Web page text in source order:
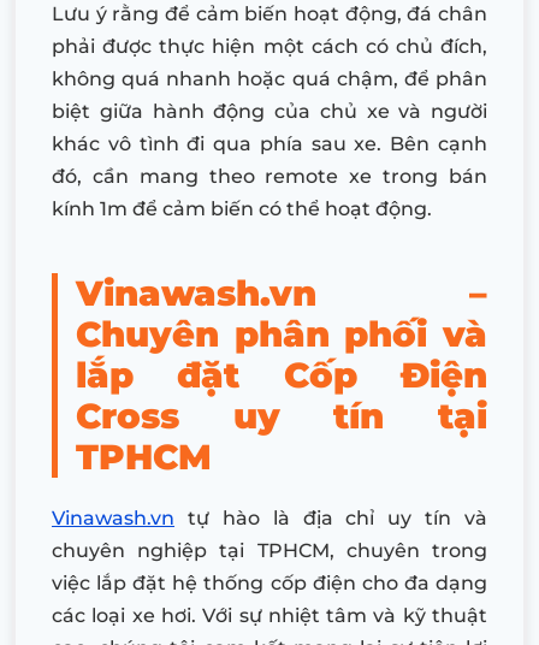
Lưu ý rằng để cảm biến hoạt động, đá chân
phải được thực hiện một cách có chủ đích,
không quá nhanh hoặc quá chậm, để phân
biệt giữa hành động của chủ xe và người
khác vô tình đi qua phía sau xe. Bên cạnh
đó, cần mang theo remote xe trong bán
kính 1m để cảm biến có thể hoạt động.
Vinawash.vn –
Chuyên phân phối và
lắp đặt Cốp Điện
Cross uy tín tại
TPHCM
Vinawash.vn tự hào là địa chỉ uy tín và
chuyên nghiệp tại TPHCM, chuyên trong
việc lắp đặt hệ thống cốp điện cho đa dạng
các loại xe hơi. Với sự nhiệt tâm và kỹ thuật